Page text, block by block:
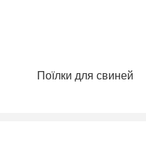
Поїлки для свиней